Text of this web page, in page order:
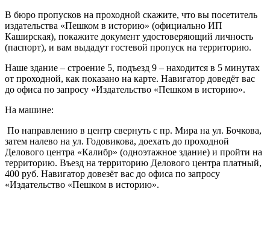
В бюро пропусков на проходной скажите, что вы посетитель
издательства «Пешком в историю» (официально ИП
Каширская), покажите документ удостоверяющий личность
(паспорт), и вам выдадут гостевой пропуск на территорию.
Наше здание – строение 5, подъезд 9 – находится в 5 минутах
от проходной, как показано на карте. Навигатор доведёт вас
до офиса по запросу «Издательство «Пешком в историю».
На машине:
По направлению в центр свернуть с пр. Мира на ул. Бочкова,
затем налево на ул. Годовикова, доехать до проходной
Делового центра «Калибр» (одноэтажное здание) и пройти на
территорию. Въезд на территорию Делового центра платный,
400 руб. Навигатор довезёт вас до офиса по запросу
«Издательство «Пешком в историю».